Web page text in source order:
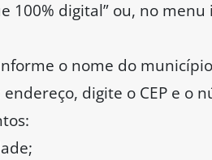
100% digital” ou, no
o nome do
digite o CEP e o